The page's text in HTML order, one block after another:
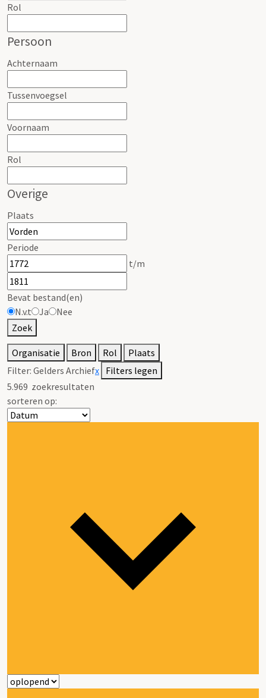
Rol
Persoon
Achternaam
Tussenvoegsel
Voornaam
Rol
Overige
Plaats
Periode
t/m
Bevat bestand(en)
N.v.t
Ja
Nee
Zoek
Organisatie Bron Rol
Plaats
Filter: Gelders Archiefx Filters legen
5.969 zoekresultaten
sorteren op: